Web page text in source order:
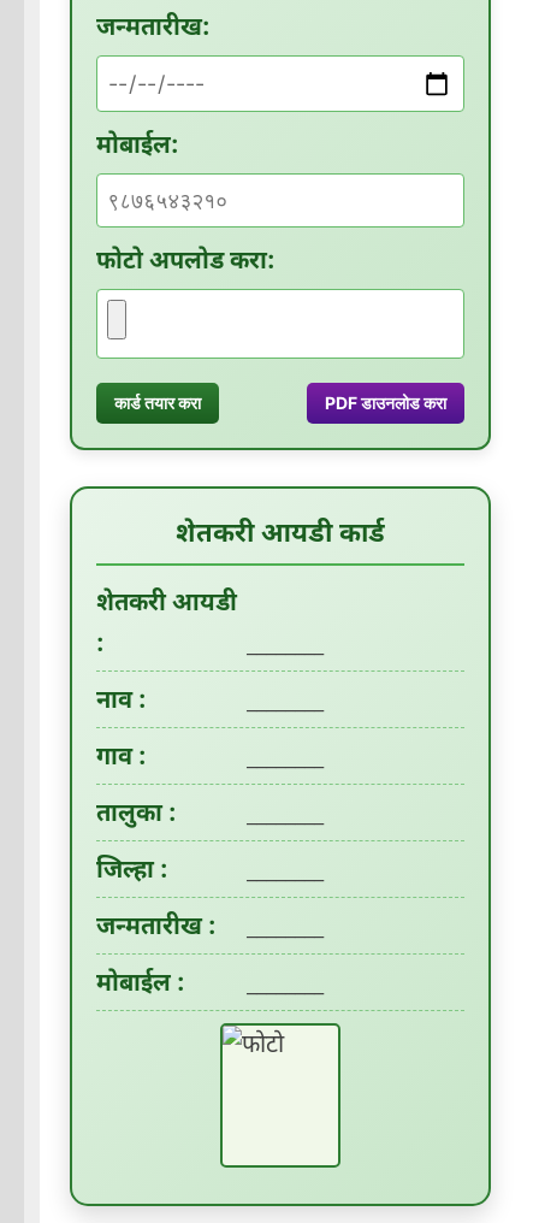
जन्मतारीख:
मोबाईल:
फोटो अपलोड करा:
कार्ड तयार करा PDF डाउनलोड करा
शेतकरी आयडी कार्ड
शेतकरी आयडी
:
________
नाव :
________
गाव :
________
तालुका :
________
जिल्हा :
________
जन्मतारीख :
________
मोबाईल :
________